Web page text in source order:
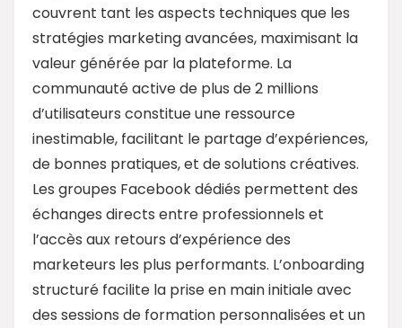
couvrent tant les aspects techniques que les
stratégies marketing avancées, maximisant la
valeur générée par la plateforme. La
communauté active de plus de 2 millions
d’utilisateurs constitue une ressource
inestimable, facilitant le partage d’expériences,
de bonnes pratiques, et de solutions créatives.
Les groupes Facebook dédiés permettent des
échanges directs entre professionnels et
l’accès aux retours d’expérience des
marketeurs les plus performants. L’onboarding
structuré facilite la prise en main initiale avec
des sessions de formation personnalisées et un